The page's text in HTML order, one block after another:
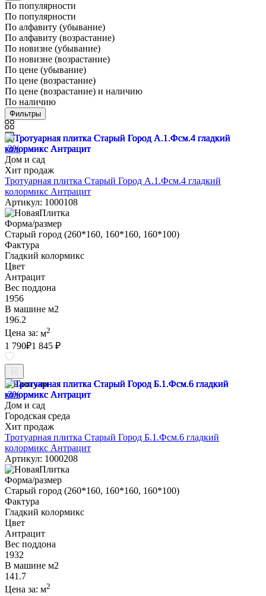
По популярности
По популярности
По алфавиту (убывание)
По алфавиту (возрастание)
По новизне (убывание)
По новизне (возрастание)
По цене (убывание)
По цене (возрастание)
По цене (возрастание) и наличию
По наличию
Фильтры
-3%
Дом и сад
Хит продаж
Тротуарная плитка Старый Город А.1.Фсм.4 гладкий
колормикс Антрацит
Артикул: 1000108
Форма/размер
Старый город (260*160, 160*160, 160*100)
Фактура
Гладкий колормикс
Цвет
Антрацит
Вес поддона
1956
В машине м2
196.2
Цена за: м2
1 790₽1 845 ₽
В наличии
-3%
Дом и сад
Городская среда
Хит продаж
Тротуарная плитка Старый Город Б.1.Фсм.6 гладкий
колормикс Антрацит
Артикул: 1000208
Форма/размер
Старый город (260*160, 160*160, 160*100)
Фактура
Гладкий колормикс
Цвет
Антрацит
Вес поддона
1932
В машине м2
141.7
Цена за: м2